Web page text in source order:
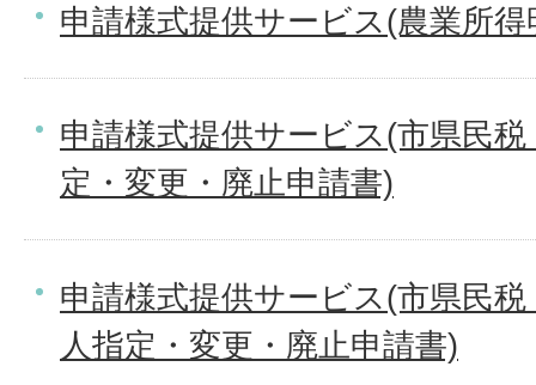
申請様式提供サービス(農業所得
申請様式提供サービス(市県民
定・変更・廃止申請書)
申請様式提供サービス(市県民
人指定・変更・廃止申請書)